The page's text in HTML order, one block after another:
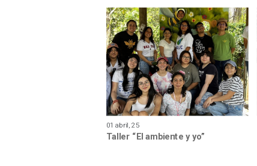
01 abril, 25
Taller “El ambiente y yo”